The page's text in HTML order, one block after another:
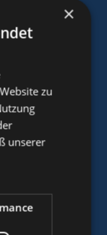
×
zu
unserer